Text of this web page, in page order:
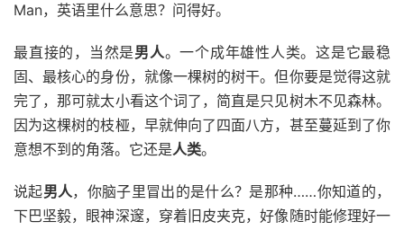
Man，英语里什么意思？问得好。
最直接的，当然是男人。一个成年雄性人类。这是它最稳
固、最核心的身份，就像一棵树的树干。但你要是觉得这就
完了，那可就太小看这个词了，简直是只见树木不见森林。
因为这棵树的枝桠，早就伸向了四面八方，甚至蔓延到了你
意想不到的角落。它还是人类。
说起男人，你脑子里冒出的是什么？是那种……你知道的，
下巴坚毅，眼神深邃，穿着旧皮夹克，好像随时能修理好一